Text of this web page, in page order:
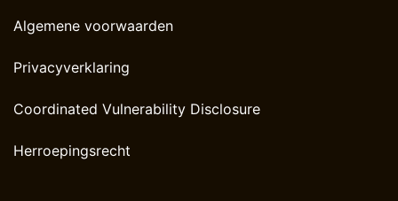
Algemene voorwaarden
Privacyverklaring
Coordinated Vulnerability Disclosure
Herroepingsrecht